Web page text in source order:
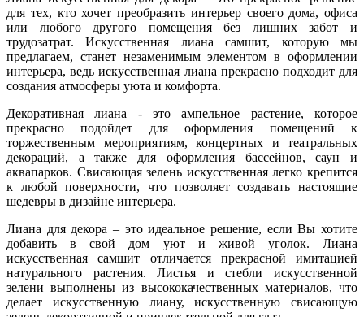
для тех, кто хочет преобразить интерьер своего дома, офиса
или любого другого помещения без лишних забот и
трудозатрат. Искусственная лиана самшит, которую мы
предлагаем, станет незаменимым элементом в оформлении
интерьера, ведь искусственная лиана прекрасно подходит для
создания атмосферы уюта и комфорта.
Декоративная лиана - это ампельное растение, которое
прекрасно подойдет для оформления помещений к
торжественным мероприятиям, концертных и театральных
декораций, а также для оформления бассейнов, саун и
аквапарков. Свисающая зелень искусственная легко крепится
к любой поверхности, что позволяет создавать настоящие
шедевры в дизайне интерьера.
Лиана для декора – это идеальное решение, если Вы хотите
добавить в свой дом уют и живой уголок. Лиана
искусственная самшит отличается прекрасной имитацией
натурального растения. Листья и стебли искусственной
зелени выполнены из высококачественных материалов, что
делает искусственную лиану, искусственную свисающую